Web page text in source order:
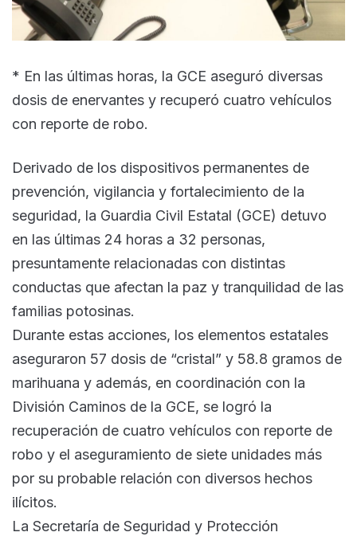
* En las últimas horas, la GCE aseguró diversas
dosis de enervantes y recuperó cuatro vehículos
con reporte de robo.
Derivado de los dispositivos permanentes de
prevención, vigilancia y fortalecimiento de la
seguridad, la Guardia Civil Estatal (GCE) detuvo
en las últimas 24 horas a 32 personas,
presuntamente relacionadas con distintas
conductas que afectan la paz y tranquilidad de las
familias potosinas.
Durante estas acciones, los elementos estatales
aseguraron 57 dosis de “cristal” y 58.8 gramos de
marihuana y además, en coordinación con la
División Caminos de la GCE, se logró la
recuperación de cuatro vehículos con reporte de
robo y el aseguramiento de siete unidades más
por su probable relación con diversos hechos
ilícitos.
La Secretaría de Seguridad y Protección